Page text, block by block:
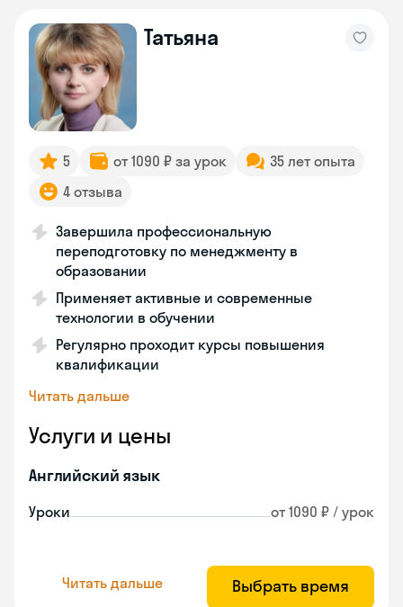
Татьяна
5 от 1090 ₽ за урок
35 лет опыта
4 отзыва
Завершила профессиональную
переподготовку по менеджменту в
образовании
Применяет активные и современные
технологии в обучении
Регулярно проходит курсы повышения
квалификации
Читать дальше
Услуги и цены
Английский язык
Уроки от 1090 ₽ / урок
Читать дальше Выбрать время